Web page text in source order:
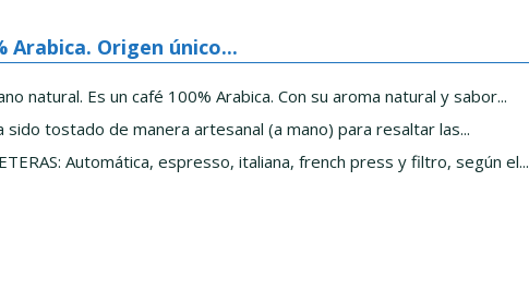
Arabica. Origen único...
natural. Es un café 100% Arabica. Con su aroma natural y sabor...
sido tostado de manera artesanal (a mano) para resaltar las...
Automática, espresso, italiana, french press y filtro, según el...